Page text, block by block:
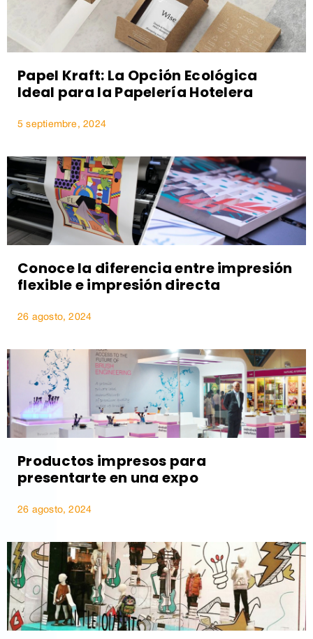
Papel Kraft: La Opción Ecológica
Ideal para la Papelería Hotelera
5 septiembre, 2024
Conoce la diferencia entre impresión
flexible e impresión directa
26 agosto, 2024
Productos impresos para
presentarte en una expo
26 agosto, 2024